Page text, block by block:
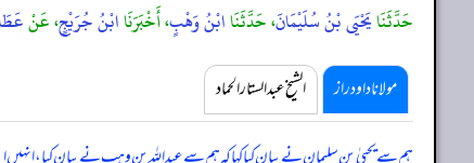
حَدَّثَنَايَحْيَى بْنُ سُلَيْمَانَ، حَدَّثَنَاابْنُ وَهْبٍ، أَخْبَرَنَاابْنُ جُرَيْجٍ، عَنْ
مولانا داود راز الشیخ عبدالستار الحماد